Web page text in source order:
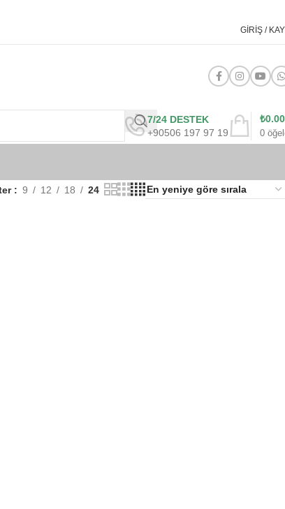
GIRIŞ /
7/24 DESTEK
+90506 197 97 19
0
₺0.00
9 12 18 24